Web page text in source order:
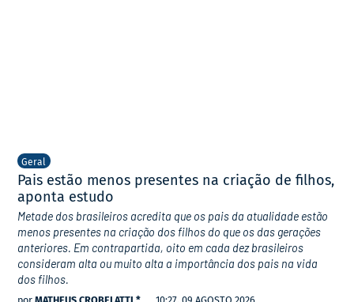
Geral
Pais estão menos presentes na criação de filhos,
aponta estudo
Metade dos brasileiros acredita que os pais da atualidade estão
menos presentes na criação dos filhos do que os das gerações
anteriores. Em contrapartida, oito em cada dez brasileiros
consideram alta ou muito alta a importância dos pais na vida
dos filhos.